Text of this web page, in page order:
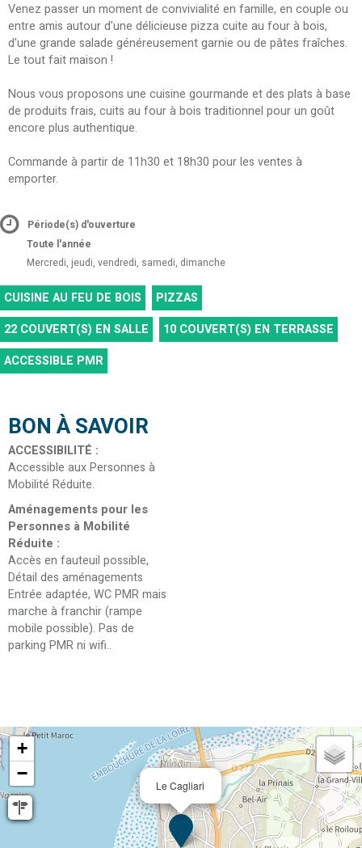
Venez passer un moment de convivialité en famille, en couple ou
entre amis autour d'une délicieuse pizza cuite au four à bois,
d'une grande salade généreusement garnie ou de pâtes fraîches.
Le tout fait maison !
Nous vous proposons une cuisine gourmande et des plats à base
de produits frais, cuits au four à bois traditionnel pour un goût
encore plus authentique.
Commande à partir de 11h30 et 18h30 pour les ventes à
emporter.
Période(s) d'ouverture
Toute l'année
Mercredi, jeudi, vendredi, samedi, dimanche
CUISINE AU FEU DE BOIS
PIZZAS
22 COUVERT(S) EN SALLE 10 COUVERT(S) EN TERRASSE
ACCESSIBLE PMR
BON À SAVOIR
ACCESSIBILITÉ :
Accessible aux Personnes à
Mobilité Réduite
Aménagements pour les
Personnes à Mobilité
Réduite :
Accès en fauteuil possible
Détail des aménagements
Entrée adaptée, WC PMR mais
marche à franchir (rampe
mobile possible). Pas de
parking PMR ni wifi.
Le Cagliari
+
−